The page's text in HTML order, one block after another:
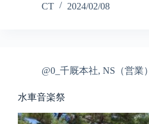
CT
2024/02/08
@0_千厩本社, NS（営業）
水車音楽祭